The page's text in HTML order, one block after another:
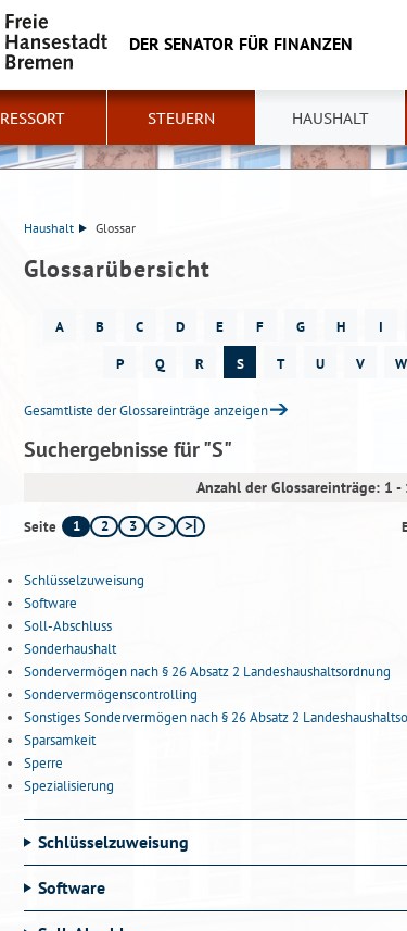
DER SENATOR FÜR FINANZEN
RESSORT STEUERN HAUSHALT
Haushalt Glossar
Glossarübersicht
A B C D E F G H I
P
Q R S T U V W
Gesamtliste der Glossareinträge anzeigen
Suchergebnisse für "S"
Anzahl der Glossareinträge: 1
Seite 1 2 3
Schlüsselzuweisung
Software
Soll-Abschluss
Sonderhaushalt
Sondervermögen nach § 26 Absatz 2 Landeshaushaltsordnung
Sondervermögenscontrolling
Sonstiges Sondervermögen nach § 26 Absatz 2
Sparsamkeit
Sperre
Spezialisierung
Schlüsselzuweisung
Software